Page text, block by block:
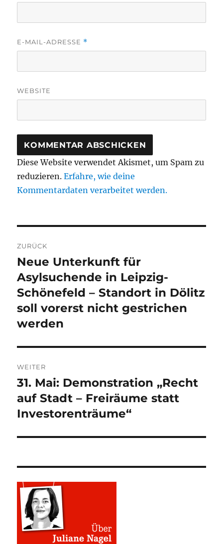
E-MAIL-ADRESSE *
WEBSITE
Diese Website verwendet Akismet, um Spam zu
reduzieren.Erfahre, wie deine
Kommentardaten verarbeitet werden.
ZURÜCK
Vorheriger
Beitrag:
Neue Unterkunft für
Asylsuchende in Leipzig-
Schönefeld – Standort in Dölitz
soll vorerst nicht gestrichen
werden
WEITER
Nächster
Beitrag:
31. Mai: Demonstration „Recht
auf Stadt – Freiräume statt
Investorenträume“